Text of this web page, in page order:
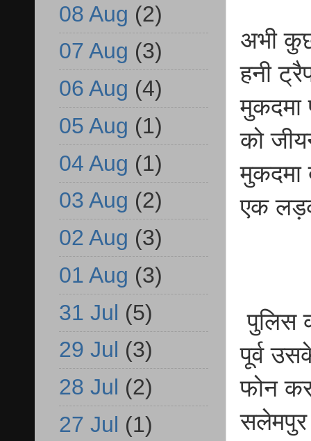
अभी
हनी
मुकदमा
को
मुकदमा
एक
पुलिस
पूर्व
फोन
सलेमपुर
08 Aug (2)
07 Aug (3)
06 Aug (4)
05 Aug (1)
04 Aug (1)
03 Aug (2)
02 Aug (3)
01 Aug (3)
31 Jul (5)
29 Jul (3)
28 Jul (2)
27 Jul (1)